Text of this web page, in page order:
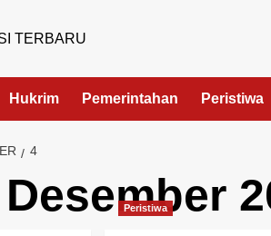
TERBARU
Hukrim Pemerintahan Peristiwa
4
Peristiwa